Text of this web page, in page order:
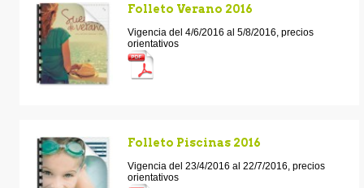
Folleto Verano 2016
Vigencia del 4/6/2016 al 5/8/2016, precios
orientativos
Folleto Piscinas 2016
Vigencia del 23/4/2016 al 22/7/2016, precios
orientativos